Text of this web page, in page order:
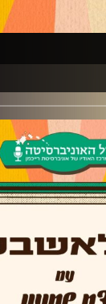
שהם רק חלק
הנוסטלגי
מהסדרות, הסרטים
סיפורים